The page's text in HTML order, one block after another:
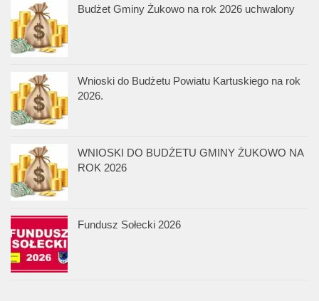
Budżet Gminy Żukowo na rok 2026 uchwalony
Wnioski do Budżetu Powiatu Kartuskiego na rok
2026.
WNIOSKI DO BUDŻETU GMINY ŻUKOWO NA
ROK 2026
Fundusz Sołecki 2026